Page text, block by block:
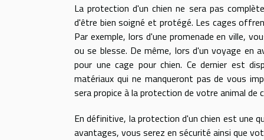
La protection d'un chien ne sera pas
d'être bien soigné et protégé. Les cages
Par exemple, lors d'une promenade en ville,
ou se blesse. De même, lors d'un voyage en
pour une cage pour chien. Ce dernier est
matériaux qui ne manqueront pas de vous
sera propice à la protection de votre animal de
En définitive, la protection d'un chien est une
avantages, vous serez en sécurité ainsi que